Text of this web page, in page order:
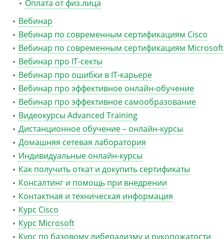
Оплата от физ.лица
Вебинар
Вебинар по современным сертификациям Cisco
Вебинар по современным сертификациям Microsoft
Вебинар про IT-секты
Вебинар про ошибки в IT-карьере
Вебинар про эффективное онлайн-обучение
Вебинар про эффективное самообразование
Видеокурсы Advanced Training
Дистанционное обучение – онлайн-курсы
Домашняя сетевая лаборатория
Индивидуальные онлайн-курсы
Как получить откат и докупить сертификаты
Консалтинг и помощь при внедрении
Контактная и техническая информация
Курс Cisco
Курс Microsoft
Курс по базовому либерализму и рукопожатости